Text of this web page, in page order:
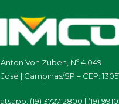
Von Zuben, Nº 4.049
| Campinas/SP – CEP:
(19) 3727-2800 | (19)